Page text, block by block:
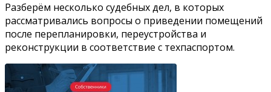
Разберём несколько судебных дел, в которых
рассматривались вопросы о приведении помещений
после перепланировки, переустройства и
реконструкции в соответствие с техпаспортом.